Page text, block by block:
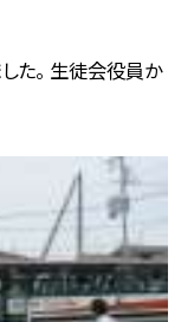
た。 生徒会役員か